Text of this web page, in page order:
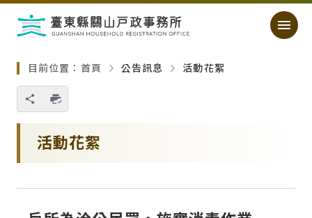
目前位置： 首頁 公告訊息 活動花絮
您也可以使用 Ctrl+P 快捷鍵
略過單元子連結
活動花絮